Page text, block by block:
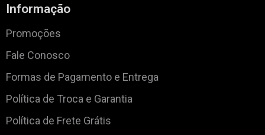
Informação
Promoções
Fale Conosco
Formas de Pagamento e Entrega
Política de Troca e Garantia
Política de Frete Grátis